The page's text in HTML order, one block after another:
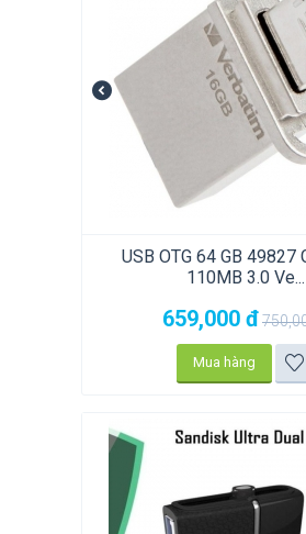
USB OTG 64 GB 49827
110MB 3.0 Ve...
659,000 đ
Mua hàng